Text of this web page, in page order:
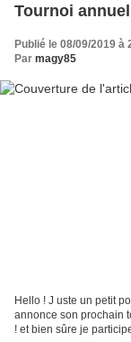
Tournoi
Publié le 08/09/2019 à
Par magy85
Hello ! J uste un petit
annonce son prochain
! et bien sûre je